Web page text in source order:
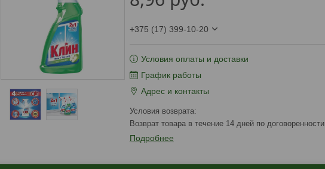
+375 (17) 399-10-20
Условия оплаты и доставки
График работы
Адрес и контакты
возврат товара в течение 14 дней по договоренности
Подробнее